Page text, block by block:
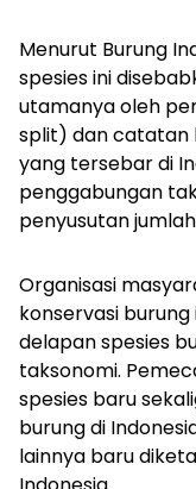
Menurut Burung
spesies ini
utamanya oleh
split) dan catatan
yang tersebar di
penggabungan
penyusutan
Organisasi
konservasi
delapan spesies
taksonomi.
spesies baru
burung di
lainnya baru